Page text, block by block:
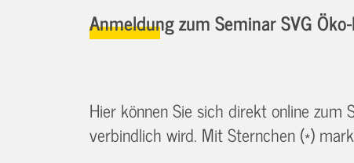
Anmeldung zum Seminar SVG
Hier können Sie sich direkt online
verbindlich wird. Mit Sternchen (*)